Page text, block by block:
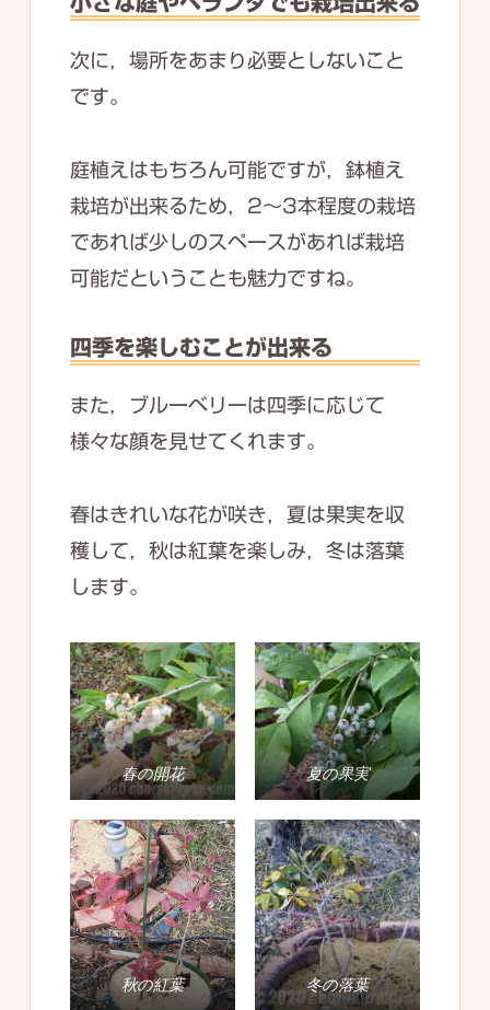
次に，場所をあまり必要としないこと
です。
庭植えはもちろん可能ですが，鉢植え
栽培が出来るため，2～3本程度の栽培
であれば少しのスペースがあれば栽培
可能だということも魅力ですね。
四季を楽しむことが出来る
また，ブルーベリーは四季に応じて
様々な顔を見せてくれます。
春はきれいな花が咲き，夏は果実を収
穫して，秋は紅葉を楽しみ，冬は落葉
します。
春の開花 夏の果実
秋の紅葉 冬の落葉